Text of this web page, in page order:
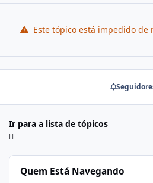
Este tópico está impedido de
Ir para a lista de tópicos
Quem Está Navegando